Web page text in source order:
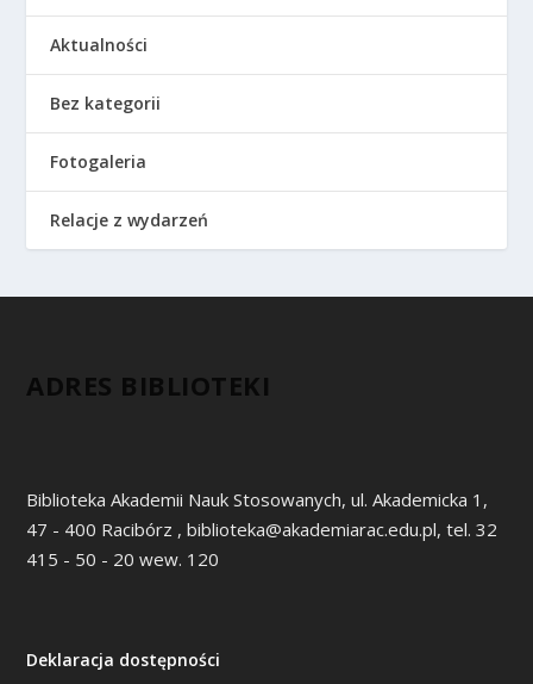
Aktualności
Bez kategorii
Fotogaleria
Relacje z wydarzeń
ADRES BIBLIOTEKI
Biblioteka Akademii Nauk Stosowanych, ul. Akademicka 1,
47 - 400 Racibórz , biblioteka@akademiarac.edu.pl, tel. 32
415 - 50 - 20 wew. 120
Deklaracja dostępności